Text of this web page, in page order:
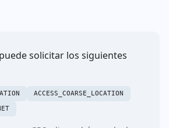
solicitar los siguientes
ACCESS_COARSE_LOCATION